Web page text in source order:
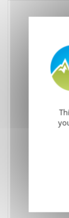
Cuve-
Cuve-